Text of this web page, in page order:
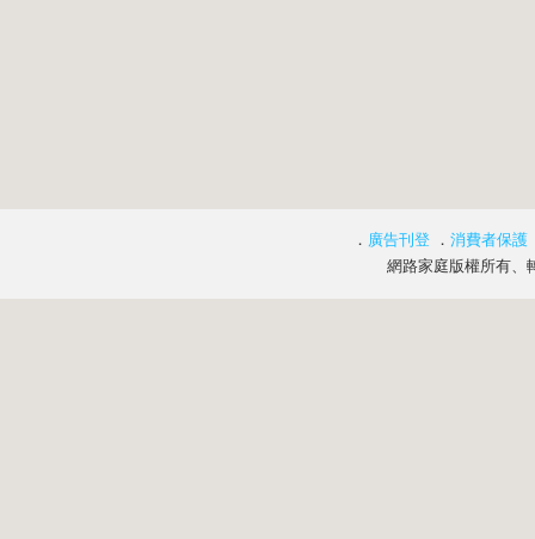
． 廣告刊登 ． 消費者保護
網路家庭版權所有、